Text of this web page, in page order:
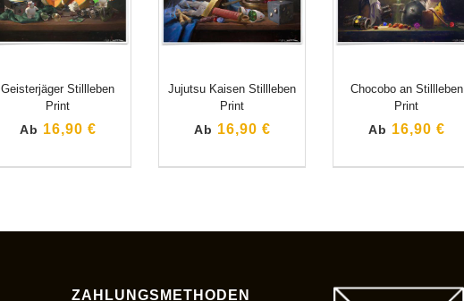
Geisterjäger Stillleben
Print
Ab 16,90 €
Jujutsu Kaisen Stillleben
Print
Ab 16,90 €
Chocobo an Stillleben
Print
Ab 16,90 €
ZAHLUNGSMETHODEN